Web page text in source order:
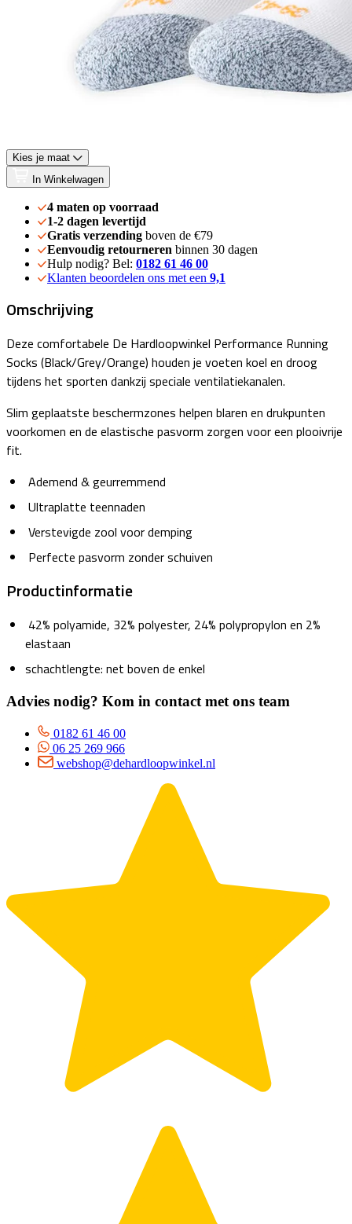
Kies je maat
In Winkelwagen
4 maten op voorraad
1-2 dagen levertijd
Gratis verzending boven de €79
Eenvoudig retourneren binnen 30 dagen
Hulp nodig? Bel: 0182 61 46 00
Klanten beoordelen ons met een 9,1
Omschrijving
Deze comfortabele De Hardloopwinkel Performance Running
Socks (Black/Grey/Orange) houden je voeten koel en droog
tijdens het sporten dankzij speciale ventilatiekanalen.
Slim geplaatste beschermzones helpen blaren en drukpunten
voorkomen en de elastische pasvorm zorgen voor een plooivrije
fit.
Ademend & geurremmend
Ultraplatte teennaden
Verstevigde zool voor demping
Perfecte pasvorm zonder schuiven
Productinformatie
42% polyamide, 32% polyester, 24% polypropylon en 2%
elastaan
schachtlengte: net boven de enkel
Advies nodig? Kom in contact met ons team
0182 61 46 00
06 25 269 966
webshop@dehardloopwinkel.nl